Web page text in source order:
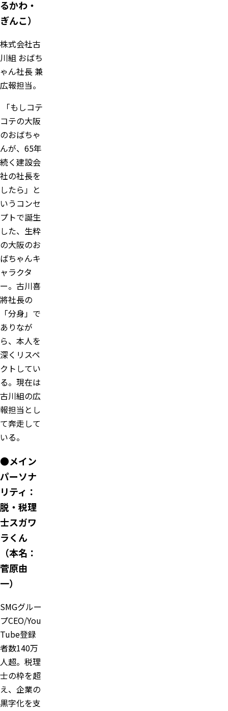
るかわ・
ぎんこ）
株式会社古
川組 おばち
ゃん社長 兼
広報担当。
「もしコテ
コテの大阪
のおばちゃ
んが、65年
続く建設会
社の社長を
したら」と
いうコンセ
プトで誕生
した、生粋
の大阪のお
ばちゃんキ
ャラクタ
ー。古川喜
將社長の
「分身」で
ありなが
ら、本人を
深くリスペ
クトしてい
る。現在は
古川組の広
報担当とし
て奔走して
いる。
●メイン
パーソナ
リティ：
脱・税理
士スガワ
ラくん
（本名：
菅原由
一）
SMGグルー
プCEO/You
Tube登録
者数140万
人超。税理
士の枠を超
え、企業の
黒字化を支